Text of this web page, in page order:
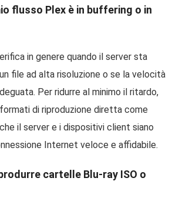
flusso Plex è in buffering o in
in genere quando il server sta
file ad alta risoluzione o se la velocità
Per ridurre al minimo il ritardo,
di riproduzione diretta come
il server e i dispositivi client siano
Internet veloce e affidabile.
cartelle Blu-ray ISO o